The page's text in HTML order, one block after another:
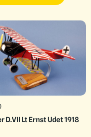
Fokker D.VII Lt Ernst Udet 1918